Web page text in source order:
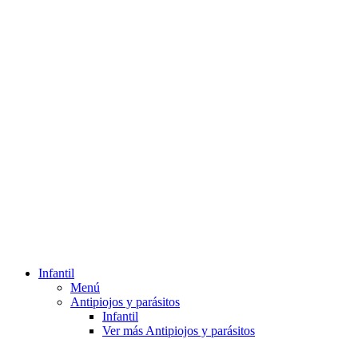
Infantil
Menú
Antipiojos y parásitos
Infantil
Ver más Antipiojos y parásitos